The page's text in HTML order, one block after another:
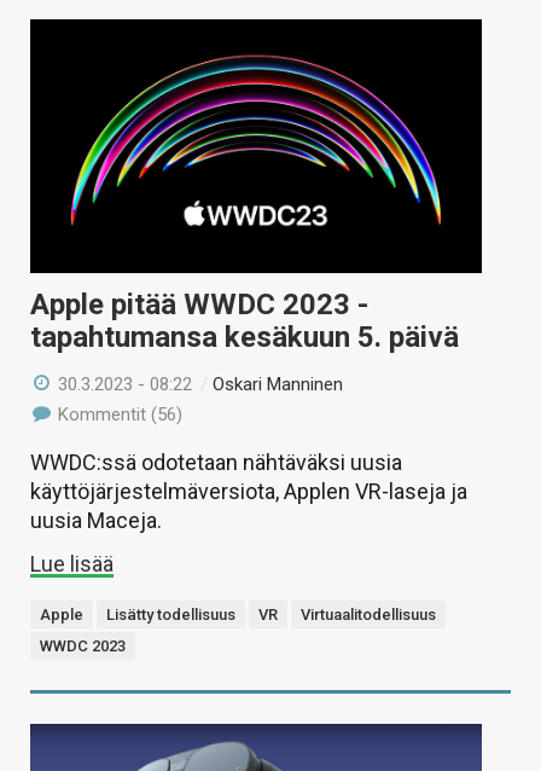
Apple pitää WWDC 2023 -
tapahtumansa kesäkuun 5. päivä
30.3.2023 - 08:22 /Oskari Manninen
Kommentit (56)
WWDC:ssä odotetaan nähtäväksi uusia
käyttöjärjestelmäversiota, Applen VR-laseja ja
uusia Maceja.
Lue lisää
Apple Lisätty todellisuus VR
Virtuaalitodellisuus
WWDC 2023